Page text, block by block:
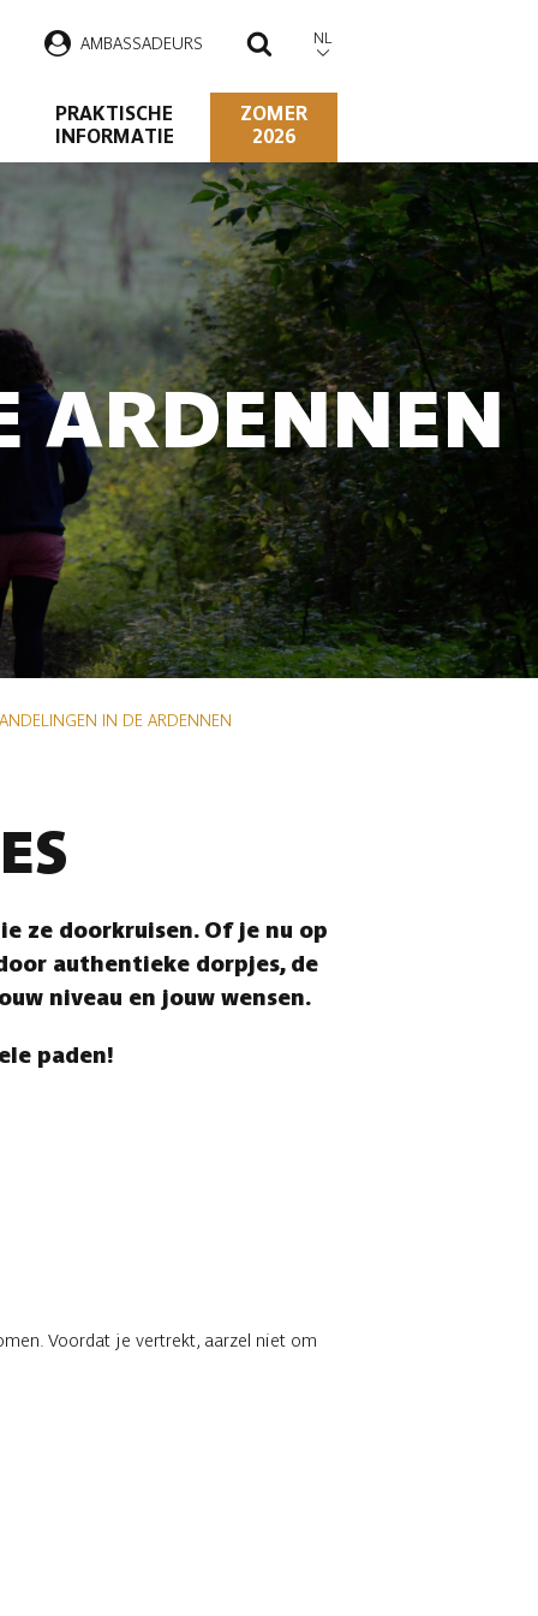
AMBASSADEURS ZOEKEN
NL
PRAKTISCHE
INFORMATIE
ZOMER
2026
ARDENNEN
IN DE ARDENNEN
ze doorkruisen. Of je nu op
authentieke dorpjes, de
niveau en jouw wensen.
paden!
Voordat je vertrekt, aarzel niet om